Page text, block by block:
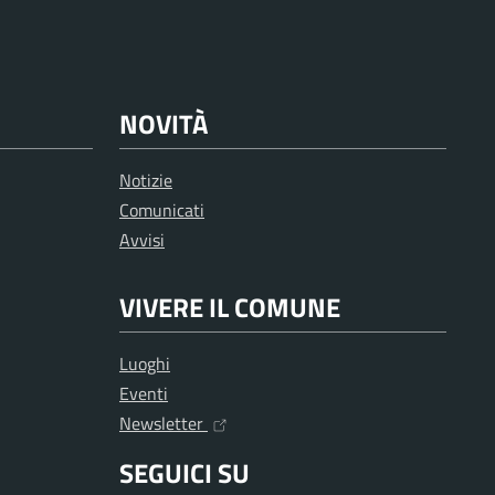
NOVITÀ
Notizie
Comunicati
Avvisi
VIVERE IL COMUNE
Luoghi
Eventi
Newsletter
SEGUICI SU